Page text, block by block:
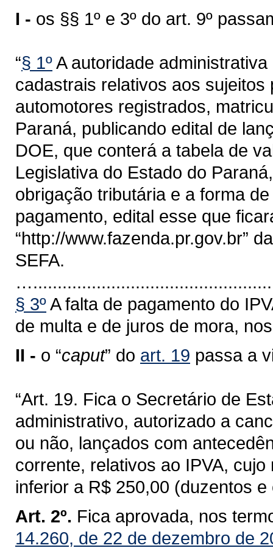
I - os §§ 1º e 3º do art. 9º
“§ 1ºA autoridade
cadastrais relativos aos
automotores registrados,
Paraná, publicando edital de
DOE, que conterá a tabela de
Legislativa do Estado do
obrigação tributária e a forma
pagamento, edital esse que
“http://www.fazenda.pr.gov.br”
SEFA.
§ 3ºA falta de pagamento do
de multa e de juros de mora,
II - o “caput” do art. 19 passa a
“Art. 19. Fica o Secretário de
administrativo, autorizado a
ou não, lançados com
corrente, relativos ao IPVA,
inferior a R$ 250,00 (duzentos e
Art. 2º. Fica aprovada, nos
14.260, de 22 de dezembro de